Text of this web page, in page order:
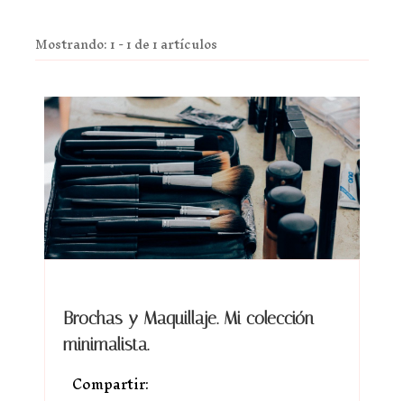
Mostrando: 1 - 1 de 1 artículos
Brochas y Maquillaje. Mi colección
minimalista.
Compartir: